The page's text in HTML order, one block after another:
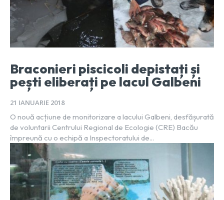
Braconieri piscicoli depistați și
pești eliberați pe lacul Galbeni
21 IANUARIE 2018
O nouă acțiune de monitorizare a lacului Galbeni, desfășurată
de voluntarii Centrului Regional de Ecologie (CRE) Bacău
împreună cu o echipă a Inspectoratului de...